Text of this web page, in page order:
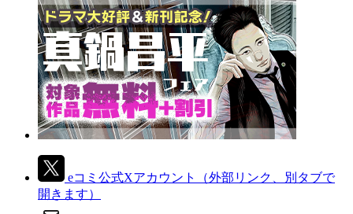
eコミ公式Xアカウント
（外部リンク、別タブで
開きます）